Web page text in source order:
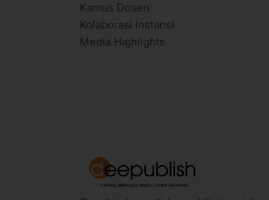
Kamus Dosen
Kolaborasi Instansi
Media Highlights